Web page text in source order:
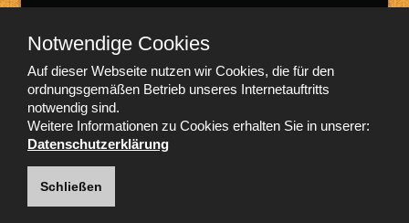
Hitze-/Blendschutz Hemmersdorf
Insektenschutz Hemmersdorf
Smart-Home Hemmersdorf
Smart-Home-Steuerungen von Somfy
Garagentore Hemmersdorf
Notwendige Cookies
Auf dieser Webseite nutzen wir Cookies, die für den
ordnungsgemäßen Betrieb unseres Internetauftritts
notwendig sind.
Weitere Informationen zu Cookies erhalten Sie in unserer:
Datenschutzerklärung
Schließen